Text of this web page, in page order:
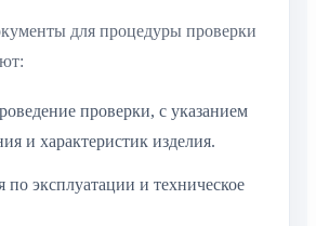
для процедуры проверки
проверки, с указанием
и характеристик изделия.
по эксплуатации и техническое